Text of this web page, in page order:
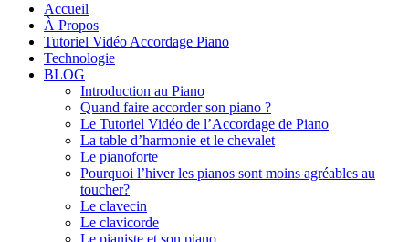
Accueil
À Propos
Tutoriel Vidéo Accordage Piano
Technologie
BLOG
Introduction au Piano
Quand faire accorder son piano ?
Le Tutoriel Vidéo de l’Accordage de Piano
La table d’harmonie et le chevalet
Le pianoforte
Pourquoi l’hiver les pianos sont moins agréables au
toucher?
Le clavecin
Le clavicorde